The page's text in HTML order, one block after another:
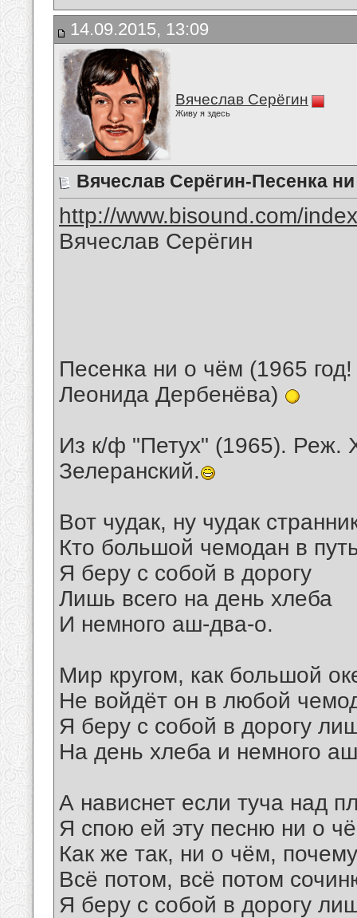
14.09.2015, 13:09
Вячеслав Серёгин
Живу я здесь
Вячеслав Серёгин-Песенка
http://www.bisound.com/
Вячеслав Серёгин
Песенка ни о чём (1965
Леонида Дербенёва)
Из к/ф "Петух" (1965). Реж.
Зелеранский.
Вот чудак, ну чудак
Кто большой чемодан в
Я беру с собой в дорогу
Лишь всего на день хлеба
И немного аш-два-о.
Мир кругом, как большой
Не войдёт он в любой
Я беру с собой в дорогу
На день хлеба и немного
А нависнет если туча над
Я спою ей эту песню ни о
Как же так, ни о чём,
Всё потом, всё потом
Я беру с собой в дорогу